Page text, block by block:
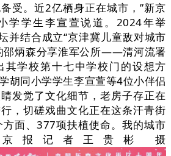
。近2亿栖身正在城市，”新京
学学生李宣萱说道。2024年举
并结合成立“京津冀儿童敌对城市
邵炳森分享淮军公所——清河流署
其学校第十七中学校门的设想方
胡同小学学生李宣萱等4位小伴侣
发觉了文化细节，老房子存正在
，切磋戏曲文化正在这条汗青街
面、377项扶植使命。我的城市
报记者王贵彬 摄